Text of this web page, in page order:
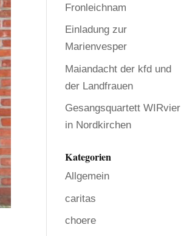
Fronleichnam
Einladung zur
Marienvesper
Maiandacht der kfd und
der Landfrauen
Gesangsquartett WIRvier
in Nordkirchen
Kategorien
Allgemein
caritas
choere